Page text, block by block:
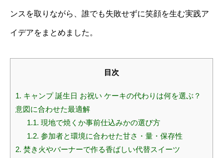
ンスを取りながら、誰でも失敗せずに笑顔を生む実践ア
イデアをまとめました。
目次
1. キャンプ 誕生日 お祝い ケーキの代わりは何を選ぶ？
意図に合わせた最適解
1.1. 現地で焼くか事前仕込みかの選び方
1.2. 参加者と環境に合わせた甘さ・量・保存性
2. 焚き火やバーナーで作る香ばしい代替スイーツ